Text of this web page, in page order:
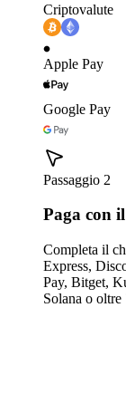
Criptovalute
Apple Pay
Google Pay
Passaggio 2
Paga con
Completa il
Express,
Pay, Bitget,
Solana o